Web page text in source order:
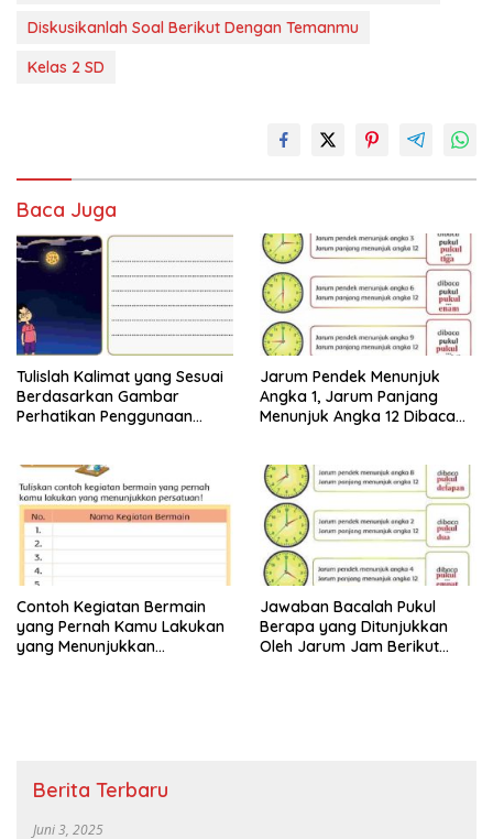
Diskusikanlah Soal Berikut Dengan Temanmu
Kelas 2 SD
Baca Juga
Tulislah Kalimat yang Sesuai
Berdasarkan Gambar
Perhatikan Penggunaan
Halaman 28 29
Jarum Pendek Menunjuk
Angka 1, Jarum Panjang
Menunjuk Angka 12 Dibaca
Contoh Kegiatan Bermain
yang Pernah Kamu Lakukan
yang Menunjukkan
Jawaban Bacalah Pukul
Berapa yang Ditunjukkan
Oleh Jarum Jam Berikut
Berita Terbaru
Juni 3, 2025